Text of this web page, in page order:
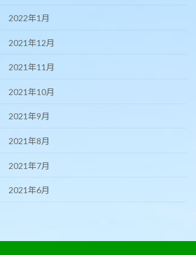
2022年1月
2021年12月
2021年11月
2021年10月
2021年9月
2021年8月
2021年7月
2021年6月